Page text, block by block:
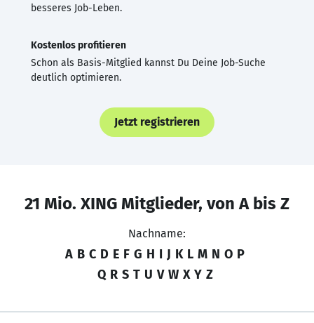
besseres Job-Leben.
Kostenlos profitieren
Schon als Basis-Mitglied kannst Du Deine Job-Suche
deutlich optimieren.
Jetzt registrieren
21 Mio. XING Mitglieder, von A bis Z
Nachname:
A B C D E F G H I J K L M N O P
Q R S T U V W X Y Z